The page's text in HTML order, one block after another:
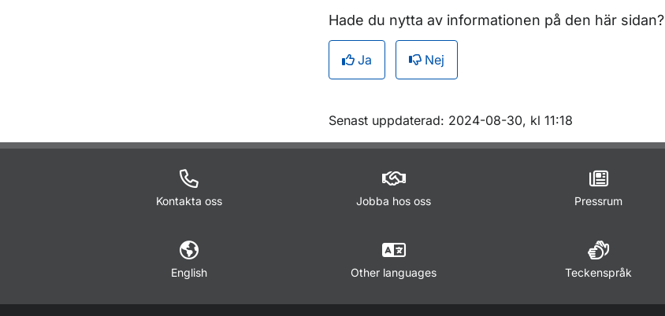
Hade du nytta av informationen på den här sidan?
Ja Nej
Om sidan
Senast uppdaterad: 2024-08-30, kl 11:18
Kontakta oss Jobba hos oss Pressrum
English Other languages Teckenspråk